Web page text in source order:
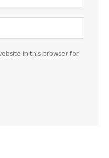
in this browser for